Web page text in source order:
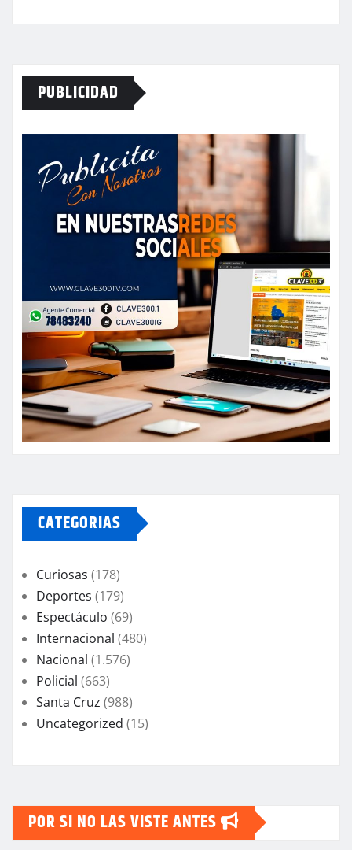
PUBLICIDAD
CATEGORIAS
Curiosas (178)
Deportes (179)
Espectáculo (69)
Internacional (480)
Nacional (1.576)
Policial (663)
Santa Cruz (988)
Uncategorized (15)
POR SI NO LAS VISTE ANTES